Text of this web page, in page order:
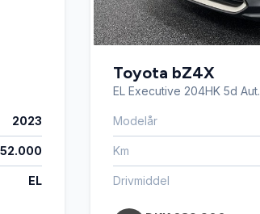
2023
52.000
EL
Toyota bZ4X
EL Executive 204HK 5d Aut.
Modelår
Km
Drivmiddel